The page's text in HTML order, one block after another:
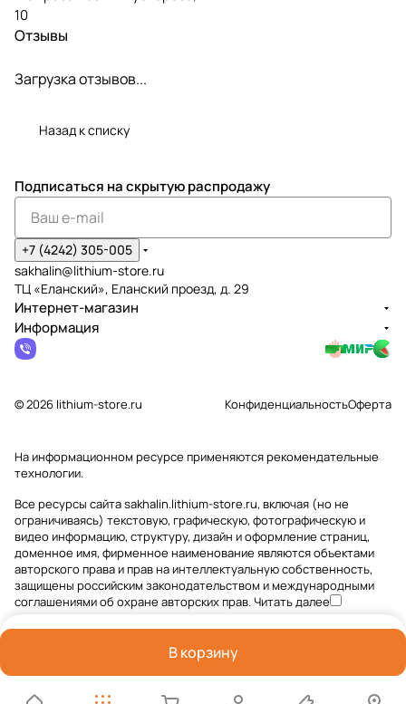
10
Отзывы
Загрузка отзывов...
Назад к списку
В корзину
Подписаться на скрытую распродажу
+7 (4242) 305-005
sakhalin@lithium-store.ru
ТЦ «Еланский», Еланский проезд, д. 29
Интернет-магазин
Информация
© 2026 lithium-store.ru КонфиденциальностьОферта
На информационном ресурсе применяютсярекомендательные
технологии.
Все ресурсы сайта sakhalin.lithium-store.ru, включая (но не
ограничиваясь) текстовую, графическую, фотографическую и
видео информацию, структуру, дизайн и оформление страниц,
доменное имя, фирменное наименование являются объектами
авторского права и прав на интеллектуальную собственность,
защищены российским законодательством и международными
соглашениями об охране авторских прав.Читать далее